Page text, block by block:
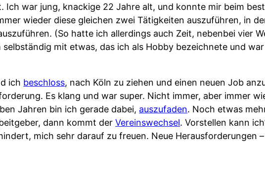
Ich war jung, knackige 22 Jahre alt, und konnte mir beim
wieder diese gleichen zwei Tätigkeiten auszuführen, in
(So hatte ich allerdings auch Zeit, nebenbei vier
mit etwas, das ich als Hobby bezeichnete und
ich beschloss, nach Köln zu ziehen und einen neuen Job
Es klang und war super. Nicht immer, aber immer
Jahren bin ich gerade dabei, auszufaden. Noch etwas
dann kommt derVereinswechsel. Vorstellen kann
mich sehr darauf zu freuen. Neue Herausforderungen